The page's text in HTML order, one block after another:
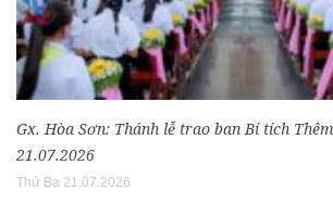
Gx. Hòa Sơn: Thánh lễ trao ban Bí tích
21.07.2026
Thứ Ba 21.07.2026